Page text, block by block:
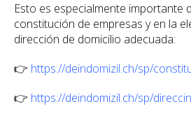
Esto es especialmente importante
constitución de empresas y en la
dirección de domicilio adecuada:
👉 https://deindomizil.ch/sp/
👉 https://deindomizil.ch/sp/